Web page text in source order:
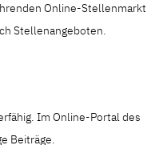
Online-Stellenmarkt
Stellenangeboten.
Im Online-Portal des
Beiträge.